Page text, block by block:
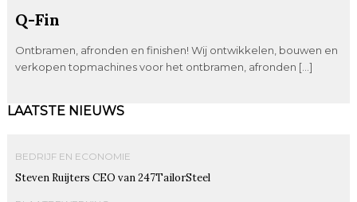
Q-Fin
Ontbramen, afronden en finishen! Wij ontwikkelen, bouwen en
verkopen topmachines voor het ontbramen, afronden […]
LAATSTE NIEUWS
BEDRIJF EN ECONOMIE
Steven Ruijters CEO van 247TailorSteel